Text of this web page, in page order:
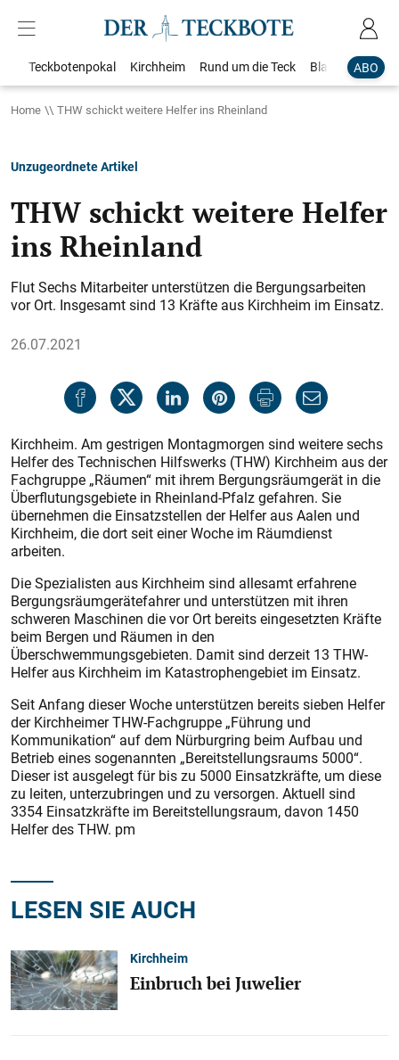
ABO
Teckbotenpokal Kirchheim Rund um die Teck Blaulicht
Home THW schickt weitere Helfer ins Rheinland
Unzugeordnete Artikel
THW schickt weitere Helfer
ins Rheinland
Flut Sechs Mitarbeiter unterstützen die Bergungsarbeiten
vor Ort. Insgesamt sind 13 Kräfte aus Kirchheim im Einsatz.
26.07.2021
Kirchheim. Am gestrigen Montagmorgen sind weitere sechs
Helfer des Technischen Hilfswerks (THW) Kirchheim aus der
Fachgruppe „Räumen“ mit ihrem Bergungsräumgerät in die
Überflutungsgebiete in Rheinland-Pfalz gefahren. Sie
übernehmen die Einsatzstellen der Helfer aus Aalen und
Kirchheim, die dort seit einer Woche im Räumdienst
arbeiten.
Die Spezialisten aus Kirchheim sind allesamt erfahrene
Bergungsräumgerätefahrer und unterstützen mit ihren
schweren Maschinen die vor Ort bereits eingesetzten Kräfte
beim Bergen und Räumen in den
Überschwemmungsgebieten. Damit sind derzeit 13 THW-
Helfer aus Kirchheim im Katastrophengebiet im Einsatz.
Seit Anfang dieser Woche unterstützen bereits sieben Helfer
der Kirchheimer THW-Fachgruppe „Führung und
Kommunikation“ auf dem Nürburgring beim Aufbau und
Betrieb eines sogenannten „Bereitstellungsraums 5000“.
Dieser ist ausgelegt für bis zu 5000 Einsatzkräfte, um diese
zu leiten, unterzubringen und zu versorgen. Aktuell sind
3354 Einsatzkräfte im Bereitstellungsraum, davon 1450
Helfer des THW. pm
LESEN SIE AUCH
Kirchheim
Einbruch bei Juwelier